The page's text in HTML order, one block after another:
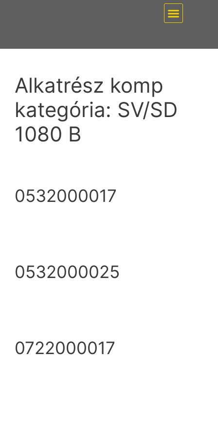
Alkatrész komp
kategória: SV/SD
1080 B
0532000017
0532000025
0722000017